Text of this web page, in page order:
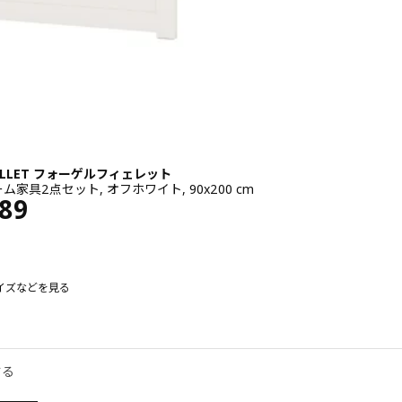
フォーゲルフィェレット
ム家具2点セット, オフホワイト, 90x200 cm
26989
ズなどを見る